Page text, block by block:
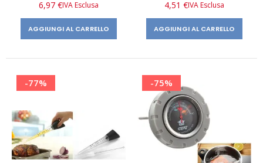
6,97 €
AGGIUNGI AL CARRELLO
4,51 €
AGGIUNGI AL CARRELLO
-77% -75%